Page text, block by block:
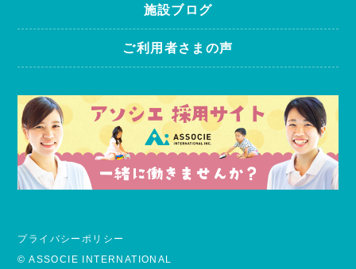
施設ブログ
ご利用者さまの声
プライバシーポリシー
© ASSOCIE INTERNATIONAL